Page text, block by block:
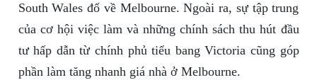
South Wales đổ về Melbourne. Ngoài ra, sự tập trung
của cơ hội việc làm và những chính sách thu hút đầu
tư hấp dẫn từ chính phủ tiểu bang Victoria cũng góp
phần làm tăng nhanh giá nhà ở Melbourne.